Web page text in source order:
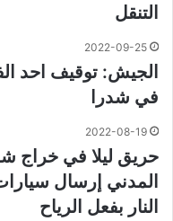
التنقل
2022-09-25
الجيش: توقيف احد
في شدرا
2022-08-19
حريق ليلا في خراج
المدني إرسال
النار بفعل الرياح